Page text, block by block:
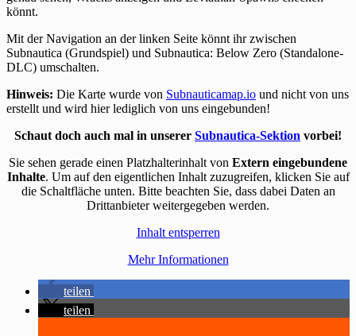
könnt.
Mit der Navigation an der linken Seite könnt ihr zwischen
Subnautica (Grundspiel) und Subnautica: Below Zero (Standalone-
DLC) umschalten.
Hinweis: Die Karte wurde von Subnauticamap.io und nicht von uns
erstellt und wird hier lediglich von uns eingebunden!
Schaut doch auch mal in unserer Subnautica-Sektion vorbei!
Sie sehen gerade einen Platzhalterinhalt von Extern eingebundene
Inhalte. Um auf den eigentlichen Inhalt zuzugreifen, klicken Sie auf
die Schaltfläche unten. Bitte beachten Sie, dass dabei Daten an
Drittanbieter weitergegeben werden.
Inhalt entsperren
Mehr Informationen
teilen
teilen